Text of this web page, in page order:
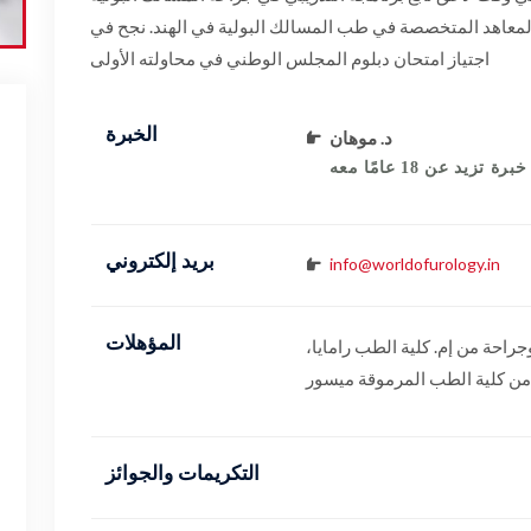
Mr. Basavaraj B N
Keshavamurthy, Dr. Mohan B A, Dr.
Nagareddy, and the Urology and Nephrology
admitted to the Fortis Hospital, Cunningham
Road for a Renal Transplant surgery. Not
المتخصصة في طب المسالك البولية في الهند. نجح في
اجتياز امتحان دبلوم المجلس الوطني في محاولته الأولى
الخبرة د. موهان
تزيد عن 18 عامًا معه
بريد إلكتروني info@worldofurology.in
المؤهلات
من إم. كلية الطب رامايا،
من كلية الطب المرموقة ميسور
التكريمات والجوائز